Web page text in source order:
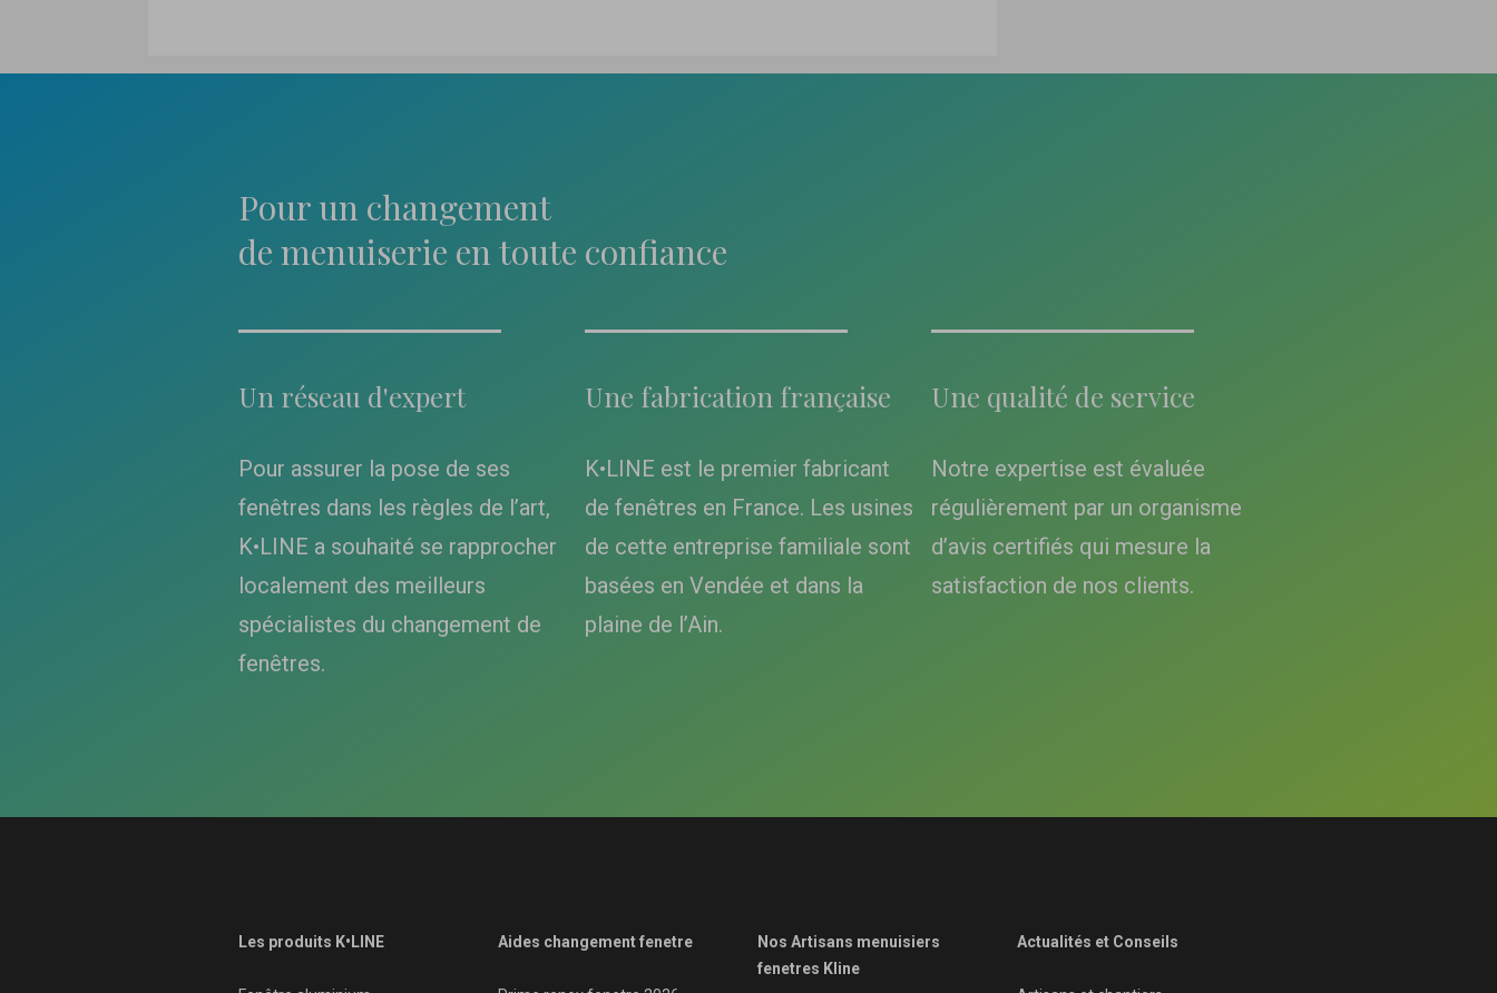
Pour un changement
de menuiserie en toute confiance
Un réseau d'expert
Pour assurer la pose de ses
fenêtres dans les règles de l’art,
K•LINE a souhaité se rapprocher
localement des meilleurs
spécialistes du changement de
fenêtres.
Une fabrication française
K•LINE est le premier fabricant
de fenêtres en France. Les usines
de cette entreprise familiale sont
basées en Vendée et dans la
plaine de l’Ain.
Une qualité de service
Notre expertise est évaluée
régulièrement par un organisme
d’avis certifiés qui mesure la
satisfaction de nos clients.
Les produits K•LINE Aides changement fenetre
Nos Artisans menuisiers
fenetres Kline
Actualités et Conseils